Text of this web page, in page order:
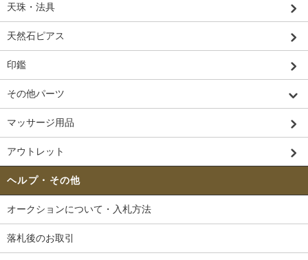
天珠・法具
天然石ピアス
印鑑
その他パーツ
マッサージ用品
アウトレット
ヘルプ・その他
オークションについて・入札方法
落札後のお取引